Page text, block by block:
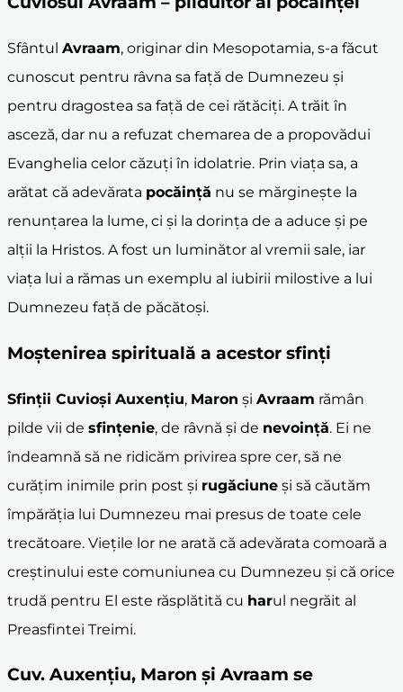
Sfântul Avraam, originar din Mesopotamia, s-a făcut
cunoscut pentru râvna sa față de Dumnezeu și
pentru dragostea sa față de cei rătăciți. A trăit în
asceză, dar nu a refuzat chemarea de a propovădui
Evanghelia celor căzuți în idolatrie. Prin viața sa, a
arătat că adevărata pocăință nu se mărginește la
renunțarea la lume, ci și la dorința de a aduce și pe
alții la Hristos. A fost un luminător al vremii sale, iar
viața lui a rămas un exemplu al iubirii milostive a lui
Dumnezeu față de păcătoși.
Moștenirea spirituală a acestor sfinți
Sfinții Cuvioși Auxențiu, Maron și Avraam rămân
pilde vii de sfințenie, de râvnă și de nevoință. Ei ne
îndeamnă să ne ridicăm privirea spre cer, să ne
curățim inimile prin post și rugăciune și să căutăm
împărăția lui Dumnezeu mai presus de toate cele
trecătoare. Viețile lor ne arată că adevărata comoară a
creștinului este comuniunea cu Dumnezeu și că orice
trudă pentru El este răsplătită cu harul negrăit al
Preasfintei Treimi.
Cuv. Auxenţiu, Maron şi Avraam se